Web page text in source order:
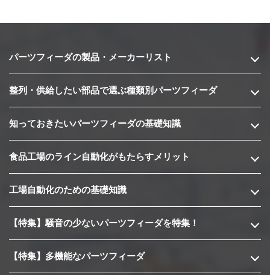
パーツフィーダの製品・メーカーリスト
整列・供給したい部品で選ぶ種類別パーツフィーダ
知っておきたいパーツフィーダの基礎知識
食品工場のライン自動化がもたらすメリット
工場自動化のための基礎知識
【特集】騒音の少ないパーツフィーダを特集！
【特集】多機能なパーツフィーダ